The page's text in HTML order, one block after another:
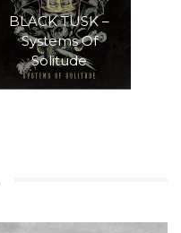
BLACK TUSK –
Systems Of
Solitude